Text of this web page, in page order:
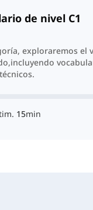
de nivel C1
exploraremos el
15min